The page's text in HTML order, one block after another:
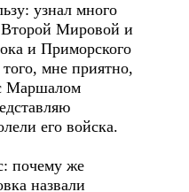
узнал много
Второй Мировой и
и Приморского
мне приятно,
Маршалом
его войска.
почему же
назвали